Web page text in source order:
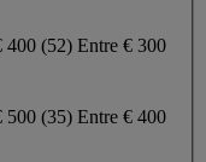
400 (52) Entre € 300
500 (35) Entre € 400